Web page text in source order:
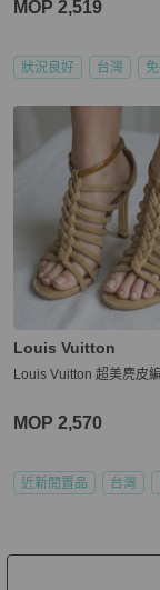
MOP 2,519
狀況良好 台灣
Louis Vuitton
Louis Vuitton 超美麂皮
MOP 2,570
近新閒置品 台灣